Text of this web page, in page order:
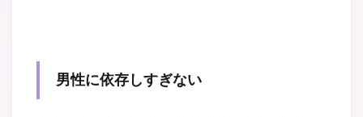
男性に依存しすぎない